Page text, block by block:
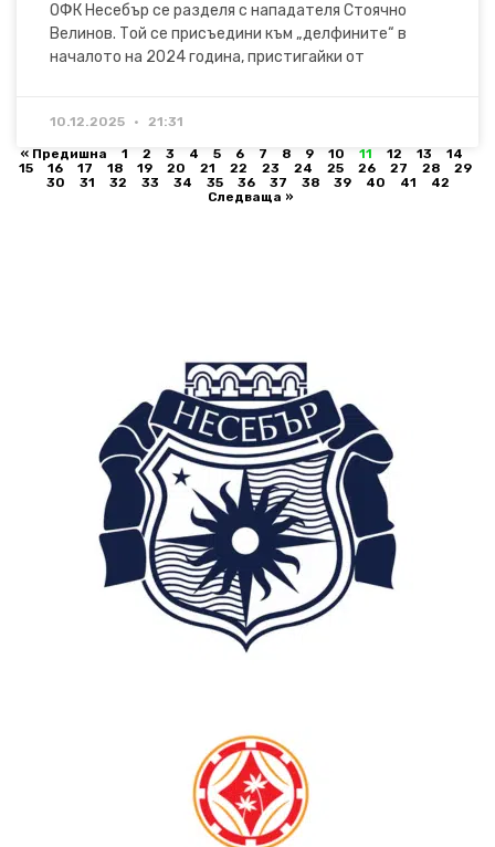
ОФК Несебър се разделя с нападателя Стоячно
Велинов. Той се присъедини към „делфините“ в
началото на 2024 година, пристигайки от
10.12.2025 21:31
« Предишна 1 2 3 4 5 6 7 8 9 10 11 12 13
14
15
16 17 18 19 20 21 22 23 24 25 26 27 28
29
30
31 32 33 34 35 36 37 38 39 40 41
42
Следваща »